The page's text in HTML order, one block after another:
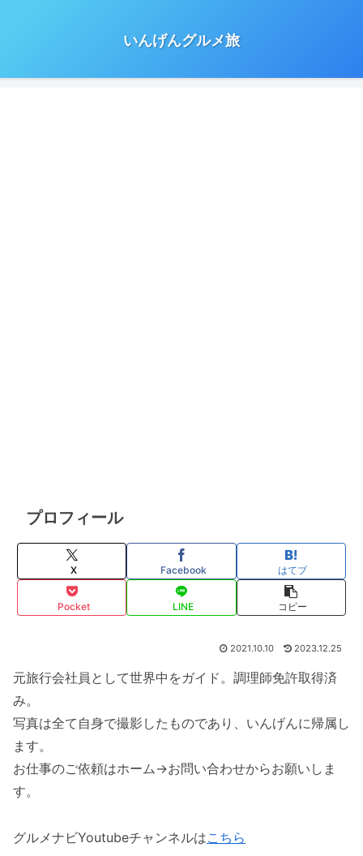
いんげんグルメ旅
プロフィール
X Facebook はてブ
Pocket LINE コピー
2021.10.10 2023.12.25
元旅行会社員として世界中をガイド。調理師免許取得済
み。
写真は全て自身で撮影したものであり、いんげんに帰属し
ます。
お仕事のご依頼はホーム→お問い合わせからお願いしま
す。
グルメナビYoutubeチャンネルはこちら